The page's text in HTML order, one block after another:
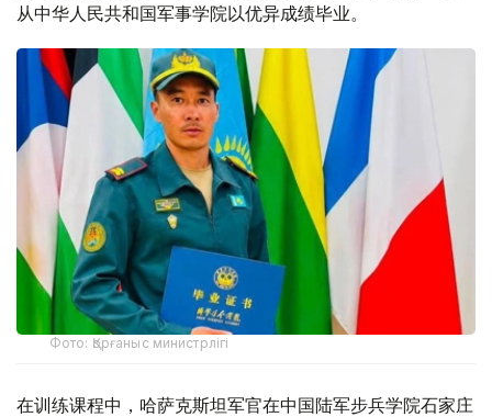
从中华人民共和国军事学院以优异成绩毕业。
Фото: Қорғаныс министрлігі
在训练课程中，哈萨克斯坦军官在中国陆军步兵学院石家庄